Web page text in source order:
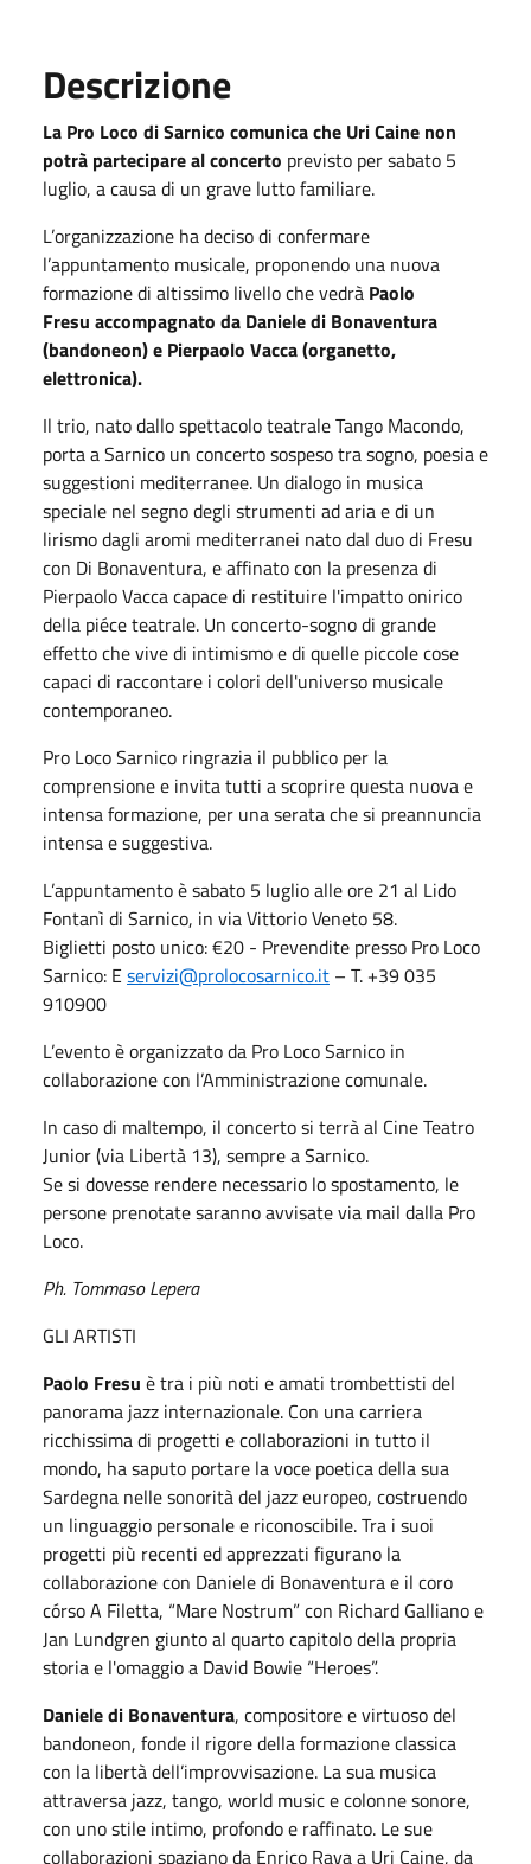
Descrizione
La Pro Loco di Sarnico comunica che Uri Caine non
potrà partecipare al concerto previsto per sabato 5
luglio, a causa di un grave lutto familiare.
L’organizzazione ha deciso di confermare
l’appuntamento musicale, proponendo una nuova
formazione di altissimo livello che vedrà Paolo
Fresu accompagnato da Daniele di Bonaventura
(bandoneon) e Pierpaolo Vacca (organetto,
elettronica).
Il trio, nato dallo spettacolo teatrale Tango Macondo,
porta a Sarnico un concerto sospeso tra sogno, poesia e
suggestioni mediterranee. Un dialogo in musica
speciale nel segno degli strumenti ad aria e di un
lirismo dagli aromi mediterranei nato dal duo di Fresu
con Di Bonaventura, e affinato con la presenza di
Pierpaolo Vacca capace di restituire l'impatto onirico
della piéce teatrale. Un concerto-sogno di grande
effetto che vive di intimismo e di quelle piccole cose
capaci di raccontare i colori dell'universo musicale
contemporaneo.
Pro Loco Sarnico ringrazia il pubblico per la
comprensione e invita tutti a scoprire questa nuova e
intensa formazione, per una serata che si preannuncia
intensa e suggestiva.
L’appuntamento è sabato 5 luglio alle ore 21 al Lido
Fontanì di Sarnico, in via Vittorio Veneto 58.
Biglietti posto unico: €20 - Prevendite presso Pro Loco
Sarnico: E servizi@prolocosarnico.it – T. +39 035
910900
L’evento è organizzato da Pro Loco Sarnico in
collaborazione con l’Amministrazione comunale.
In caso di maltempo, il concerto si terrà al Cine Teatro
Junior (via Libertà 13), sempre a Sarnico.
Se si dovesse rendere necessario lo spostamento, le
persone prenotate saranno avvisate via mail dalla Pro
Loco.
Ph. Tommaso Lepera
GLI ARTISTI
Paolo Fresu è tra i più noti e amati trombettisti del
panorama jazz internazionale. Con una carriera
ricchissima di progetti e collaborazioni in tutto il
mondo, ha saputo portare la voce poetica della sua
Sardegna nelle sonorità del jazz europeo, costruendo
un linguaggio personale e riconoscibile. Tra i suoi
progetti più recenti ed apprezzati figurano la
collaborazione con Daniele di Bonaventura e il coro
córso A Filetta, “Mare Nostrum” con Richard Galliano e
Jan Lundgren giunto al quarto capitolo della propria
storia e l'omaggio a David Bowie “Heroes”.
Daniele di Bonaventura, compositore e virtuoso del
bandoneon, fonde il rigore della formazione classica
con la libertà dell’improvvisazione. La sua musica
attraversa jazz, tango, world music e colonne sonore,
con uno stile intimo, profondo e raffinato. Le sue
collaborazioni spaziano da Enrico Rava a Uri Caine, da